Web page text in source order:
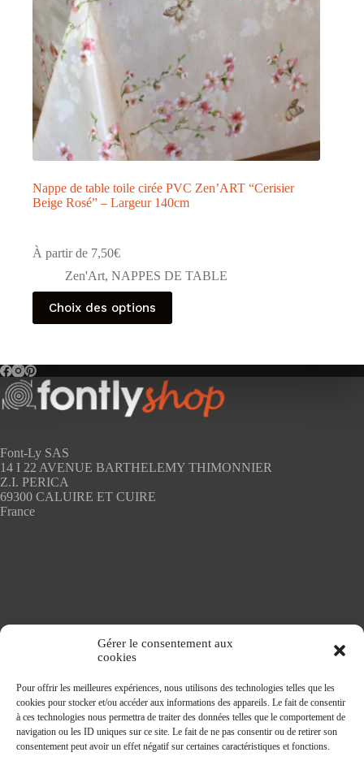
Gérer le consentement aux
cookies
Pour offrir les meilleures expériences, nous utilisons des technologies telles que les
cookies pour stocker et/ou accéder aux informations des appareils. Le fait de consentir
à ces technologies nous permettra de traiter des données telles que le comportement de
navigation ou les ID uniques sur ce site. Le fait de ne pas consentir ou de retirer son
consentement peut avoir un effet négatif sur certaines caractéristiques et fonctions.
Nappe de table toile cirée PVC Zen’ART “Cerisier
Beige Rosé” – Largeur 140cm
À partir de 7,50€
Zen'Art, NAPPES DE TABLE
Choix des options
Ce
produit
a
Les
options
peuvent
être
la
page
du
produit
Font-Ly SAS
14 I 22 AVENUE BARTHELEMY THIMONNIER
Z.I. PERICA
69300 CALUIRE ET CUIRE
France
Adhésifs SANS PVC
Nappes
Protège Table
Nappes SANS PVC
Tapis PRATIC
Affaires à faire